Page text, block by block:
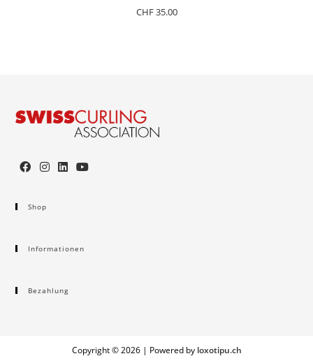
CHF35.00
Shop
Informationen
Bezahlung
Copyright ©️ 2026 | Powered by loxotipu.ch